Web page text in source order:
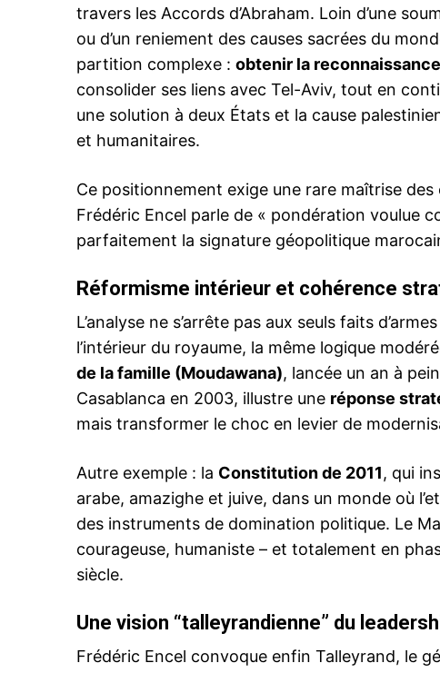
le1.ma
S'ABONNER
Related
travers les Accords d’Abraham. Loin d’une
ou d’un reniement des causes sacrées du
partition complexe : obtenir la
consolider ses liens avec Tel-Aviv, tout en
une solution à deux États et la cause
et humanitaires.
Ce positionnement exige une rare maîtrise
Frédéric Encel parle de « pondération voulue
parfaitement la signature géopolitique
Réformisme intérieur et cohérence
L’analyse ne s’arrête pas aux seuls faits
l’intérieur du royaume, la même logique
de la famille (Moudawana), lancée un an à
Casablanca en 2003, illustre une réponse
mais transformer le choc en levier de
Autre exemple : la Constitution de 2011, qui
arabe, amazighe et juive, dans un monde où
des instruments de domination politique. Le
courageuse, humaniste – et totalement en
siècle.
Une vision “talleyrandienne” du
Frédéric Encel convoque enfin Talleyrand, le